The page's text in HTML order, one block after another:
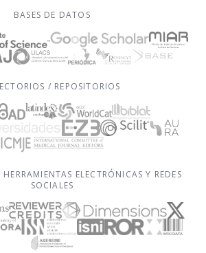
BASES DE DATOS
/ REPOSITORIOS
ELECTRÓNICAS Y REDES
SOCIALES